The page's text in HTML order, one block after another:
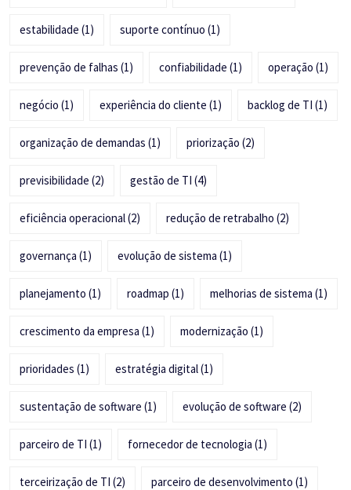
estabilidade (1) suporte contínuo (1)
prevenção de falhas (1) confiabilidade (1) operação (1)
negócio (1) experiência do cliente (1) backlog de TI (1)
organização de demandas (1) priorização (2)
previsibilidade (2) gestão de TI (4)
eficiência operacional(2) redução de retrabalho (2)
governança (1) evolução de sistema (1)
planejamento (1) roadmap (1) melhorias de sistema (1)
crescimento da empresa (1) modernização (1)
prioridades (1) estratégia digital(1)
sustentação de software (1) evolução de software (2)
parceiro de TI (1) fornecedor de tecnologia (1)
terceirização de TI (2) parceiro de desenvolvimento (1)